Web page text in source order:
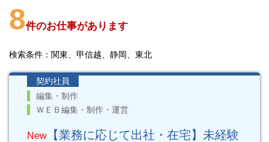
8件のお仕事があります
検索条件：関東、甲信越、静岡、東北
契約社員
編集・制作
ＷＥＢ編集・制作・運営
New
【業務に応じて出社・在宅】未経験